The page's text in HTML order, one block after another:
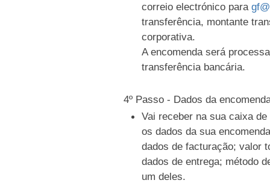
correio electrónico para
transferência, montante
corporativa.
A encomenda será
transferência bancária.
4º Passo - Dados da
Vai receber na sua caixa
os dados da sua
dados de facturação; valor
dados de entrega; método
um deles.